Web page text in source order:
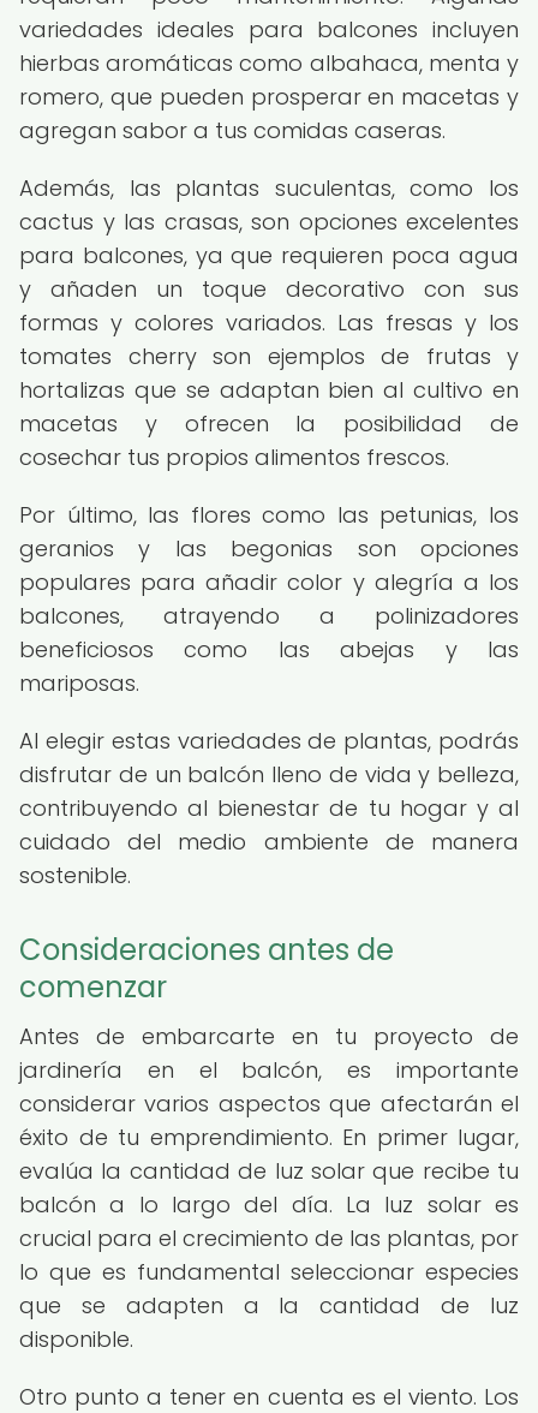
variedades ideales para balcones incluyen
hierbas aromáticas como albahaca, menta y
romero, que pueden prosperar en macetas y
agregan sabor a tus comidas caseras.
Además, las plantas suculentas, como los
cactus y las crasas, son opciones excelentes
para balcones, ya que requieren poca agua
y añaden un toque decorativo con sus
formas y colores variados. Las fresas y los
tomates cherry son ejemplos de frutas y
hortalizas que se adaptan bien al cultivo en
macetas y ofrecen la posibilidad de
cosechar tus propios alimentos frescos.
Por último, las flores como las petunias, los
geranios y las begonias son opciones
populares para añadir color y alegría a los
balcones, atrayendo a polinizadores
beneficiosos como las abejas y las
mariposas.
Al elegir estas variedades de plantas, podrás
disfrutar de un balcón lleno de vida y belleza,
contribuyendo al bienestar de tu hogar y al
cuidado del medio ambiente de manera
sostenible.
Consideraciones antes de
comenzar
Antes de embarcarte en tu proyecto de
jardinería en el balcón, es importante
considerar varios aspectos que afectarán el
éxito de tu emprendimiento. En primer lugar,
evalúa la cantidad de luz solar que recibe tu
balcón a lo largo del día. La luz solar es
crucial para el crecimiento de las plantas, por
lo que es fundamental seleccionar especies
que se adapten a la cantidad de luz
disponible.
Otro punto a tener en cuenta es el viento. Los